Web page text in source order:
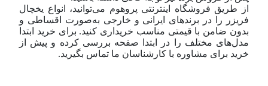
از طریق فروشگاه اینترنتی پروهوم می‌توانید، انواع یخچال
فریزر را در برندهای ایرانی و خارجی به‌صورت اقساطی و
بدون ضامن با قیمتی مناسب خریداری کنید. برای خرید ابتدا
مدل‌های مختلف را در ابتدا صفحه بررسی کرده و پیش از
خرید برای مشاوره با کارشناسان ما تماس بگیرید.